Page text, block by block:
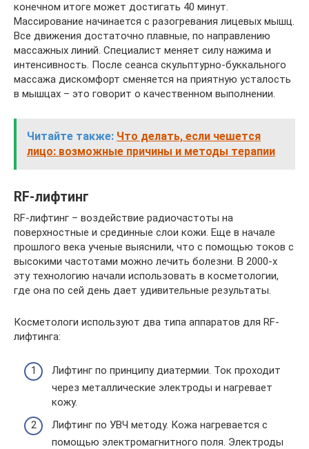
конечном итоге может достигать 40 минут.
Массирование начинается с разогревания лицевых мышц.
Все движения достаточно плавные, по направлению
массажных линий. Специалист меняет силу нажима и
интенсивность. После сеанса скульптурно-буккального
массажа дискомфорт сменяется на приятную усталость
в мышцах – это говорит о качественном выполнении.
Читайте также: Что делать, если чешется
лицо: возможные причины и методы терапии
RF-лифтинг
RF-лифтинг – воздействие радиочастоты на
поверхностные и срединные слои кожи. Еще в начале
прошлого века ученые выяснили, что с помощью токов с
высокими частотами можно лечить болезни. В 2000-х
эту технологию начали использовать в косметологии,
где она по сей день дает удивительные результаты.
Косметологи используют два типа аппаратов для RF-
лифтинга:
Лифтинг по принципу диатермии. Ток проходит
через металлические электроды и нагревает
кожу.
Лифтинг по УВЧ методу. Кожа нагревается с
помощью электромагнитного поля. Электроды